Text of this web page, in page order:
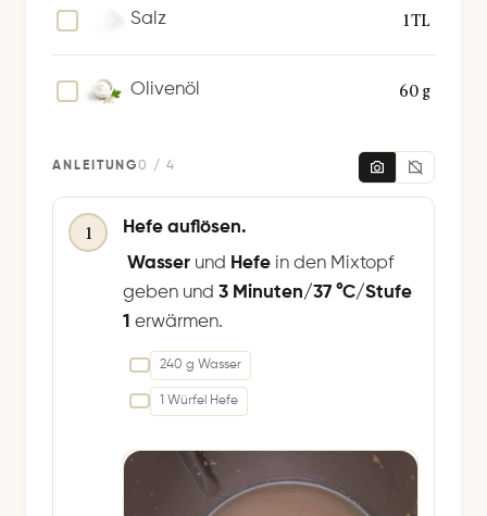
1 TL
Salz
60 g
Olivenöl
ANLEITUNG0 / 4
1
Hefe auflösen.
Wasser und Hefe in den Mixtopf
geben und 3 Minuten/37 °C/Stufe
1 erwärmen.
240 g Wasser
1 Würfel Hefe